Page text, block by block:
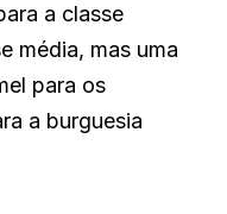
a classe
média, mas uma
para os
a burguesia